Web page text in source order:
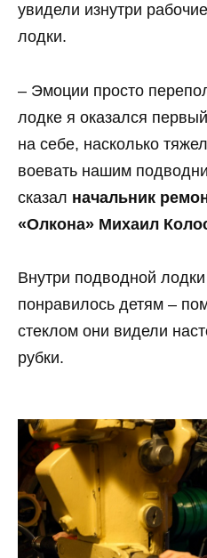
увидели изнутри
лодки.
– Эмоции просто
лодке я оказался
на себе, насколько
воевать нашим
сказал начальник
«Олкона» Михаил
Внутри подводной
понравилось детям –
стеклом они видели
рубки.